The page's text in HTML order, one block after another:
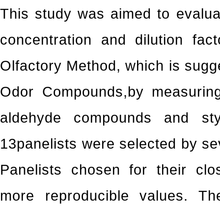
This study was aimed to
concentration and dilution
Olfactory Method, which is
Odor Compounds,by
aldehyde compounds and
13panelists were selected by
Panelists chosen for their
more reproducible values.